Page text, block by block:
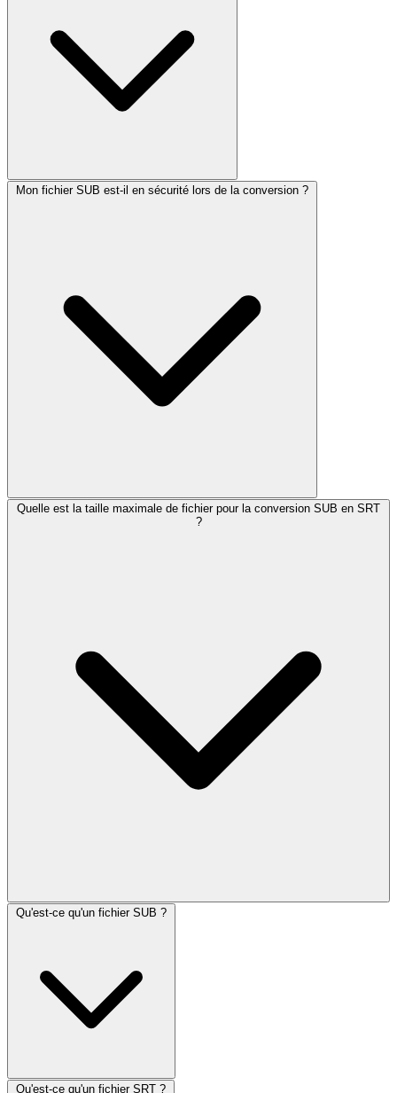
Mon fichier SUB est-il en sécurité lors de la conversion ?
Quelle est la taille maximale de fichier pour la conversion SUB en SRT
?
Qu'est-ce qu'un fichier SUB ?
Qu'est-ce qu'un fichier SRT ?